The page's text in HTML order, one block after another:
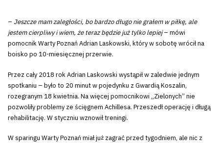
– Jeszcze mam zaległości, bo bardzo długo nie grałem w piłkę, ale
jestem cierpliwy i wiem, że teraz będzie już tylko lepiej– mówi
pomocnik Warty Poznań Adrian Laskowski, który w sobotę wrócił na
boisko po 10-miesięcznej przerwie.
Przez cały 2018 rok Adrian Laskowski wystąpił w zaledwie jednym
spotkaniu – było to 20 minut w pojedynku z Gwardią Koszalin,
rozegranym 18 kwietnia. Na więcej pomocnikowi „Zielonych” nie
pozwoliły problemy ze ścięgnem Achillesa. Przeszedł operację i długą
rehabilitację. W styczniu wznowił treningi.
W sparingu Warty Poznań miał już zagrać przed tygodniem, ale nic z